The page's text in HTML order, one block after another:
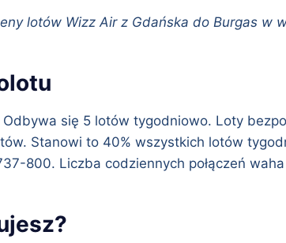
lotów Wizz Air z Gdańska do Burgas w
się 5 lotów tygodniowo. Loty
Stanowi to 40% wszystkich lotów
800. Liczba codziennych połączeń